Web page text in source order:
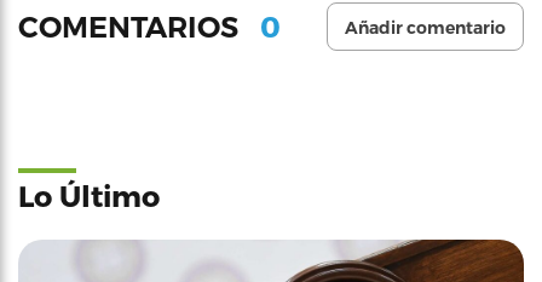
COMENTARIOS 0 Añadir comentario
Lo Último